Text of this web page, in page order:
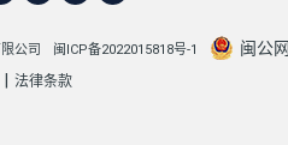
公司 闽ICP备2022015818号-1 闽公
法律条款